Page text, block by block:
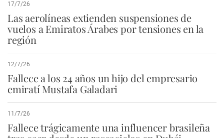
17/7/26
Las aerolíneas extienden suspensiones de
vuelos a Emiratos Árabes por tensiones en la
región
12/7/26
Fallece a los 24 años un hijo del empresario
emiratí Mustafa Galadari
11/7/26
Fallece trágicamente una influencer brasileña